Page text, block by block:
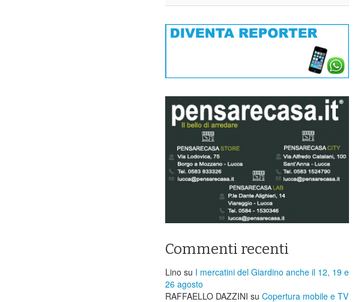
Commenti recenti
Lino su I mercatini del Giardino anche il 12, 19 e
26 agosto
RAFFAELLO DAZZINI su ​Copertura mobile e TV